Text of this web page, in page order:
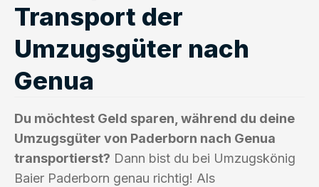
Transport der
Umzugsgüter nach
Genua
Du möchtest Geld sparen, während du deine
Umzugsgüter von Paderborn nach Genua
transportierst? Dann bist du bei Umzugskönig
Baier Paderborn genau richtig! Als